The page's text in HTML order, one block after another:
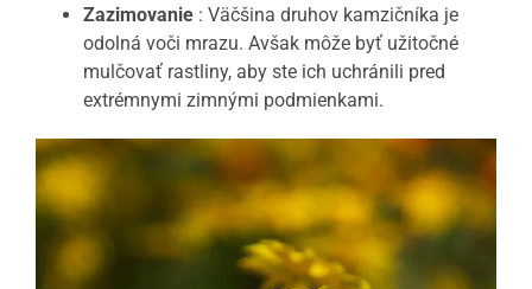
Zazimovanie : Väčšina druhov kamzičníka je
odolná voči mrazu. Avšak môže byť užitočné
mulčovať rastliny, aby ste ich uchránili pred
extrémnymi zimnými podmienkami.